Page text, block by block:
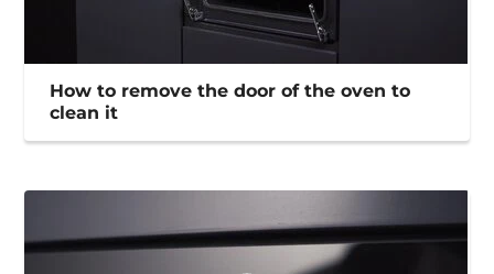
How to remove the door of the oven to
clean it